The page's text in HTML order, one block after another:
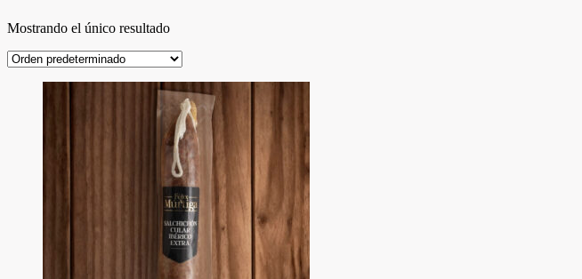
Mostrando el único resultado